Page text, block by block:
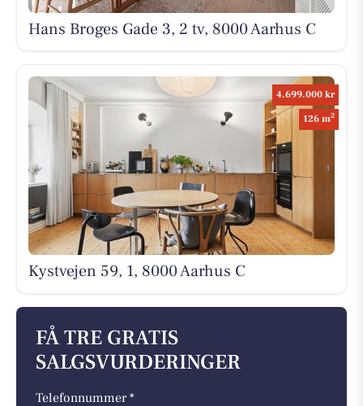
Hans Broges Gade 3, 2 tv, 8000 Aarhus C
4.699.000 kr
126 m2
Kystvejen 59, 1, 8000 Aarhus C
FÅ TRE GRATIS
SALGSVURDERINGER
Telefonnummer *